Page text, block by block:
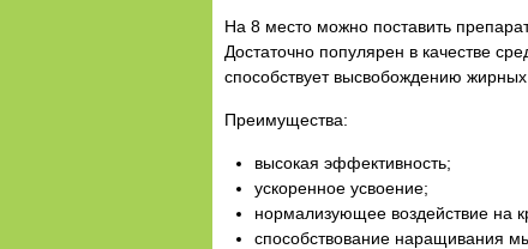
На 8 место можно поставить
Достаточно популярен в качестве
способствует высвобождению жирных
Преимущества:
высокая эффективность;
ускоренное усвоение;
нормализующее воздействие на
способствование наращивания